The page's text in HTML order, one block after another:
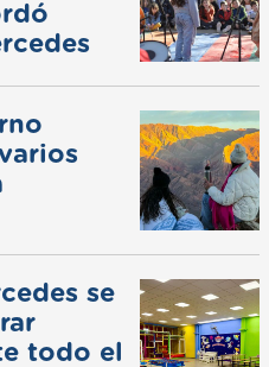
se
todo el